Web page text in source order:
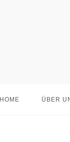
HOME ÜBER